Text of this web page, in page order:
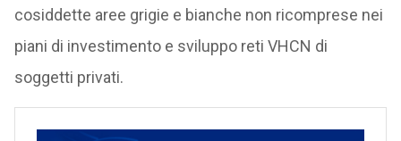
cosiddette aree grigie e bianche non ricomprese nei
piani di investimento e sviluppo reti VHCN di
soggetti privati.